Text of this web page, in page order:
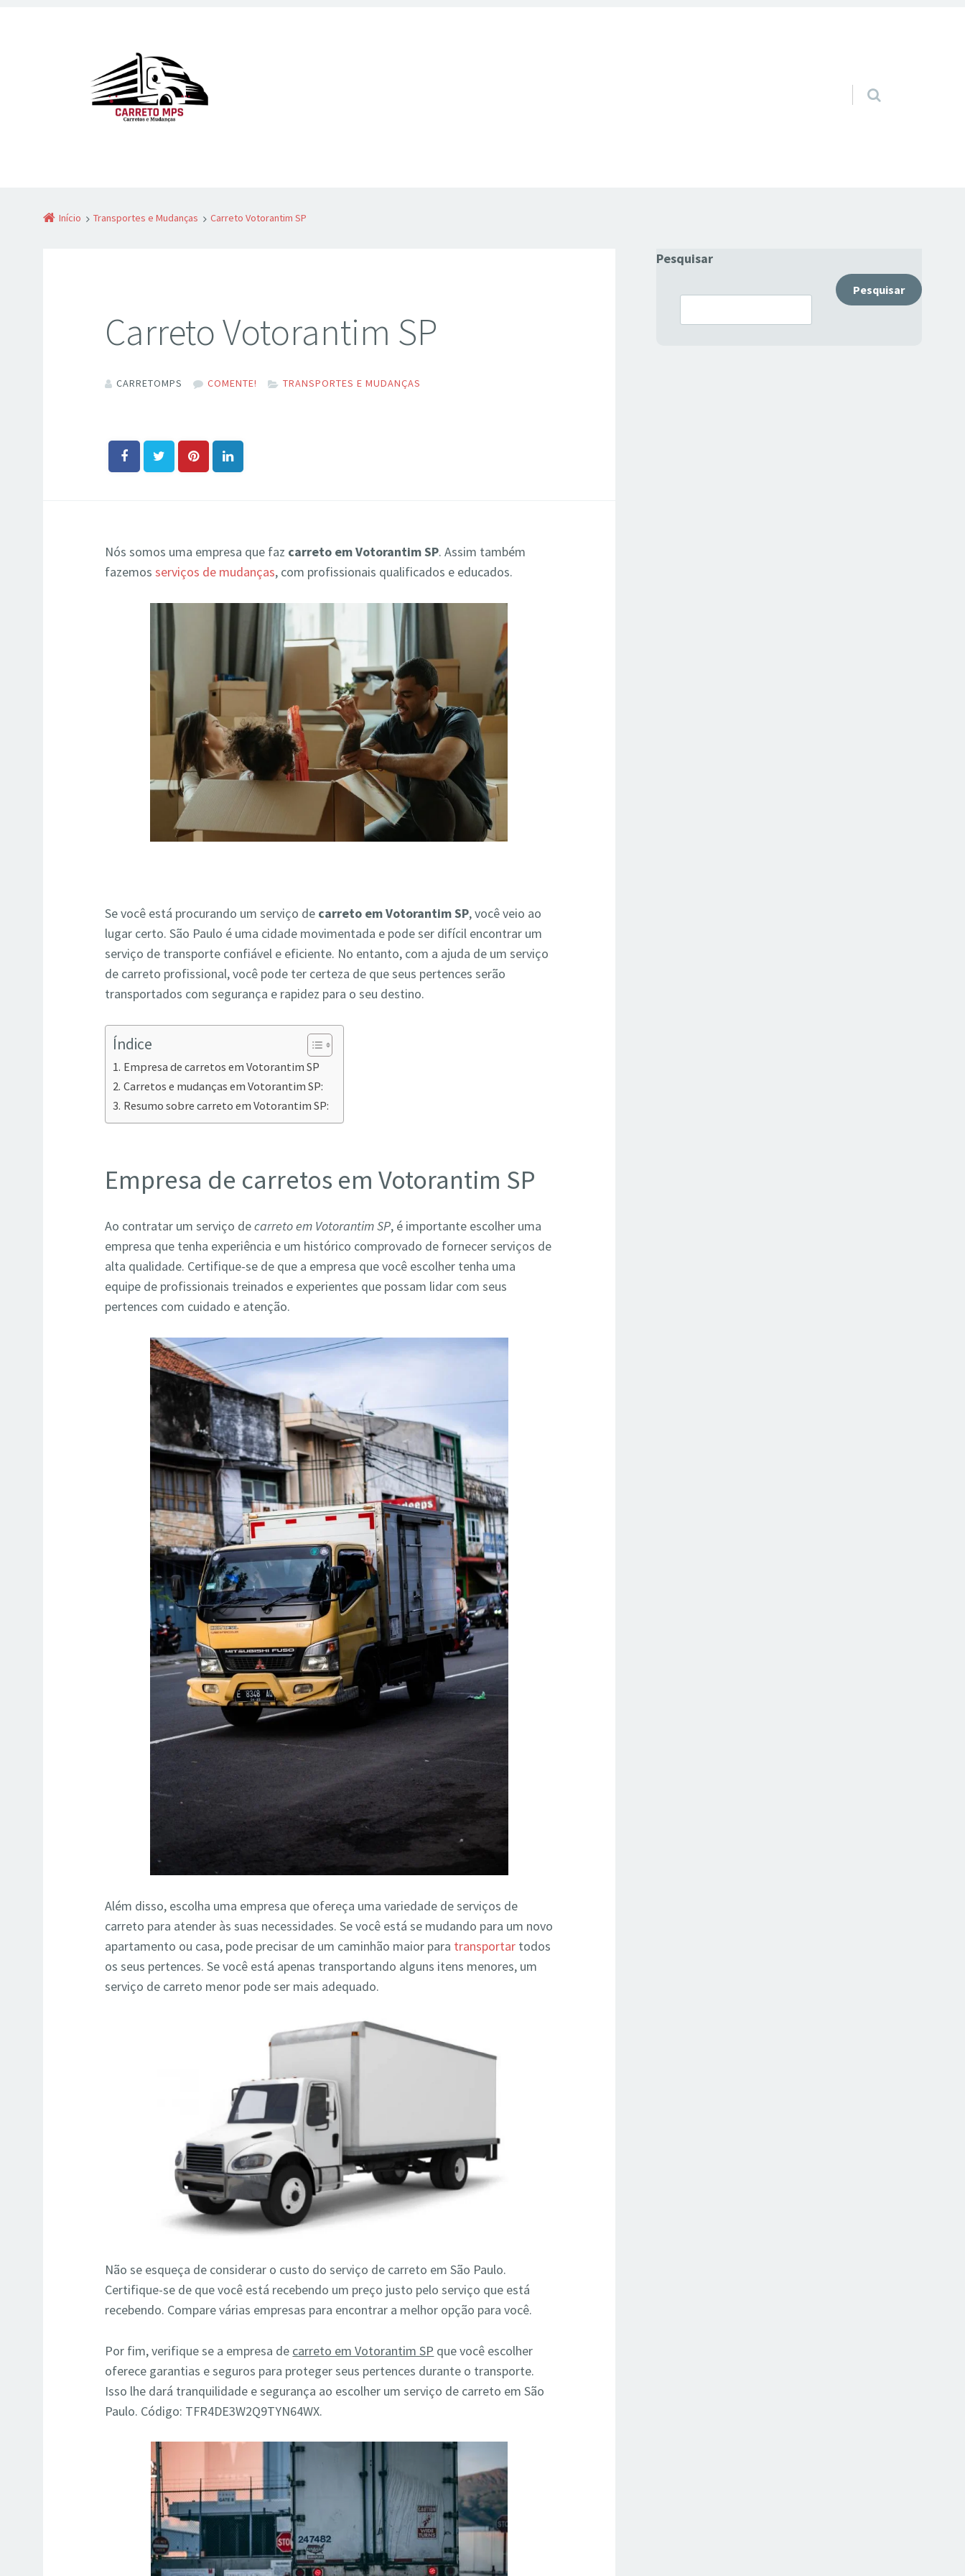
Pular para o conteúdo
Início Transportes e Mudanças Carreto Votorantim SP
Carreto Votorantim SP
CARRETOMPS COMENTE! TRANSPORTES E MUDANÇAS
Nós somos uma empresa que faz carreto em Votorantim SP. Assim também
fazemosserviços de mudanças, com profissionais qualificados e educados.
Se você está procurando um serviço de carreto em Votorantim SP, você veio ao
lugar certo. São Paulo é uma cidade movimentada e pode ser difícil encontrar um
serviço de transporte confiável e eficiente. No entanto, com a ajuda de um serviço
de carreto profissional, você pode ter certeza de que seus pertences serão
transportados com segurança e rapidez para o seu destino.
Índice
Empresa de carretos em Votorantim SP
Carretos e mudanças em Votorantim SP:
Resumo sobre carreto em Votorantim SP:
Empresa de carretos em Votorantim SP
Ao contratar um serviço decarreto em Votorantim SP, é importante escolher uma
empresa que tenha experiência e um histórico comprovado de fornecer serviços de
alta qualidade. Certifique-se de que a empresa que você escolher tenha uma
equipe de profissionais treinados e experientes que possam lidar com seus
pertences com cuidado e atenção.
Além disso, escolha uma empresa que ofereça uma variedade de serviços de
carreto para atender às suas necessidades. Se você está se mudando para um novo
apartamento ou casa, pode precisar de um caminhão maior para transportar todos
os seus pertences. Se você está apenas transportando alguns itens menores, um
serviço de carreto menor pode ser mais adequado.
Não se esqueça de considerar o custo do serviço de carreto em São Paulo.
Certifique-se de que você está recebendo um preço justo pelo serviço que está
recebendo. Compare várias empresas para encontrar a melhor opção para você.
Por fim, verifique se a empresa de carreto em Votorantim SP que você escolher
oferece garantias e seguros para proteger seus pertences durante o transporte.
Isso lhe dará tranquilidade e segurança ao escolher um serviço de carreto em São
Paulo. Código: TFR4DE3W2Q9TYN64WX.
Pesquisar
Pesquisar